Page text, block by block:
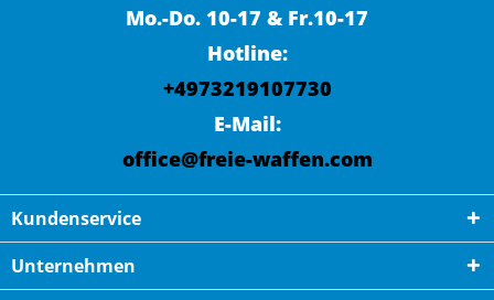
Mo.-Do. 10-17 & Fr.10-17
Hotline:
+4973219107730
E-Mail:
office@freie-waffen.com
Kundenservice
Unternehmen